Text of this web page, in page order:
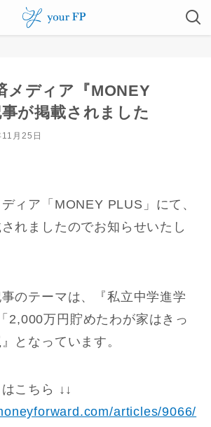
メディア『MONEY
が掲載されました
月25日
ィア「MONEY PLUS」にて、
れましたのでお知らせいたし
のテーマは、『私立中学進学
2,000万円貯めたわが家はきっ
となっています。
こちら ↓↓
articles/9066/